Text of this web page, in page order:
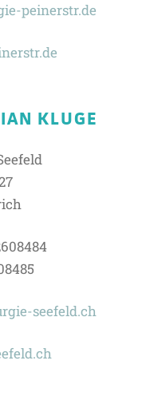
peinerstr.de
KLUGE
seefeld.ch